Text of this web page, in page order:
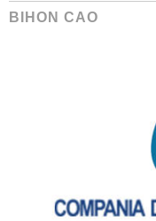
BIHON CAO